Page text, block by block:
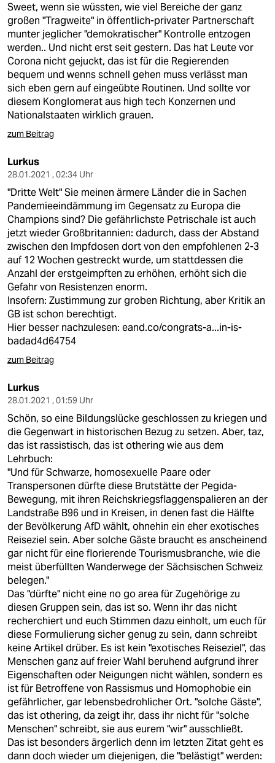
Sweet, wenn sie wüssten, wie viel Bereiche der ganz
großen "Tragweite" in öffentlich-privater Partnerschaft
munter jeglicher "demokratischer" Kontrolle entzogen
werden.. Und nicht erst seit gestern. Das hat Leute vor
Corona nicht gejuckt, das ist für die Regierenden
bequem und wenns schnell gehen muss verlässt man
sich eben gern auf eingeübte Routinen. Und sollte vor
diesem Konglomerat aus high tech Konzernen und
Nationalstaaten wirklich grauen.
zum Beitrag
Lurkus
28.01.2021 , 02:34 Uhr
"Dritte Welt" Sie meinen ärmere Länder die in Sachen
Pandemieeindämmung im Gegensatz zu Europa die
Champions sind? Die gefährlichste Petrischale ist auch
jetzt wieder Großbritannien: dadurch, dass der Abstand
zwischen den Impfdosen dort von den empfohlenen 2-3
auf 12 Wochen gestreckt wurde, um stattdessen die
Anzahl der erstgeimpften zu erhöhen, erhöht sich die
Gefahr von Resistenzen enorm.
Insofern: Zustimmung zur groben Richtung, aber Kritik an
GB ist schon berechtigt.
Hier besser nachzulesen: eand.co/congrats-a...in-is-
badad4d64754
zum Beitrag
Lurkus
28.01.2021 , 01:59 Uhr
Schön, so eine Bildungslücke geschlossen zu kriegen und
die Gegenwart in historischen Bezug zu setzen. Aber, taz,
das ist rassistisch, das ist othering wie aus dem
Lehrbuch:
"Und für Schwarze, homosexuelle Paare oder
Transpersonen dürfte diese Brutstätte der Pegida-
Bewegung, mit ihren Reichskriegsflaggenspalieren an der
Landstraße B96 und in Kreisen, in denen fast die Hälfte
der Bevölkerung AfD wählt, ohnehin ein eher exotisches
Reiseziel sein. Aber solche Gäste braucht es anscheinend
gar nicht für eine florierende Tourismusbranche, wie die
meist überfüllten Wanderwege der Sächsischen Schweiz
belegen."
Das "dürfte" nicht eine no go area für Zugehörige zu
diesen Gruppen sein, das ist so. Wenn ihr das nicht
recherchiert und euch Stimmen dazu einholt, um euch für
diese Formulierung sicher genug zu sein, dann schreibt
keine Artikel drüber. Es ist kein "exotisches Reiseziel", das
Menschen ganz auf freier Wahl beruhend aufgrund ihrer
Eigenschaften oder Neigungen nicht wählen, sondern es
ist für Betroffene von Rassismus und Homophobie ein
gefährlicher, gar lebensbedrohlicher Ort. "solche Gäste",
das ist othering, da zeigt ihr, dass ihr nicht für "solche
Menschen" schreibt, sie aus eurem "wir" ausschließt.
Das ist besonders ärgerlich denn im letzten Zitat geht es
dann doch wieder um diejenigen, die "belästigt" werden: